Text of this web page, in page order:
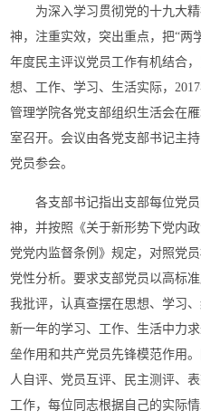
为深入学习贯彻党的十九大
神，注重实效，突出重点，把“两
年度民主评议党员工作有机结合
想、工作、学习、生活实际，
管理学院各党支部组织生活会在
室召开。会议由各党支部书记主
党员参会。
各支部书记指出支部每位党
神，并按照《关于新形势下党内
党党内监督条例》规定，对照党
党性分析。要求支部党员以高标
我批评，认真查摆在思想、学习
新一年的学习、工作、生活中力
垒作用和共产党员先锋模范作用
人自评、党员互评、民主测评、
工作，每位同志根据自己的实际